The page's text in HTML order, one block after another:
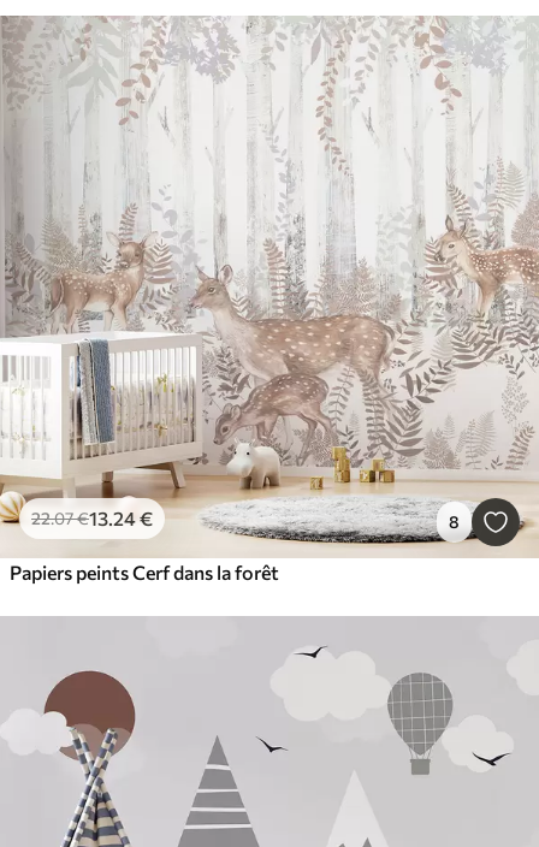
22.07€13 .24€ 8
Papiers peints Cerf dans la forêt